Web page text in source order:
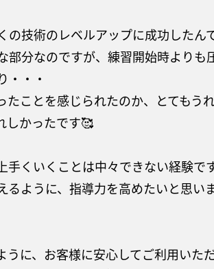
の技術のレベルアップに成功したん
部分なのですが、練習開始時よりも
・・・
たことを感じられたのか、とてもう
しかったです🥰
手くいくことは中々できない経験で
るように、指導力を高めたいと思い
うに、お客様に安心してご利用いた